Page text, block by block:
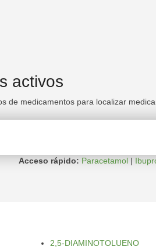
activos
de medicamentos para localizar
Acceso rápido: Paracetamol|
2,5-DIAMINOTOLUENO